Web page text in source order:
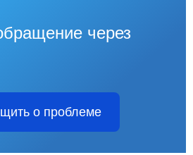
через
о проблеме